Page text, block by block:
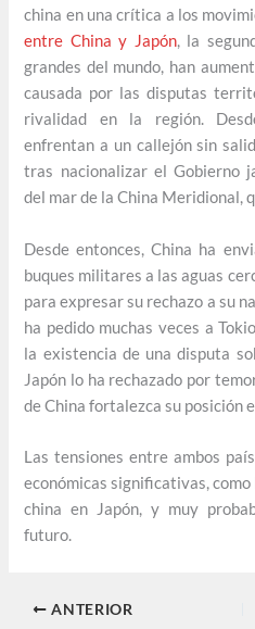
china en una crítica a los
entre China y Japón, la
grandes del mundo, han
causada por las disputas
rivalidad en la región.
enfrentan a un callejón sin
tras nacionalizar el Gobierno
del mar de la China Meridional,
Desde entonces, China ha
buques militares a las aguas
para expresar su rechazo a su
ha pedido muchas veces a
la existencia de una disputa
Japón lo ha rechazado por
de China fortalezca su posición
Las tensiones entre ambos
económicas significativas,
china en Japón, y muy
futuro.
ANTERIOR